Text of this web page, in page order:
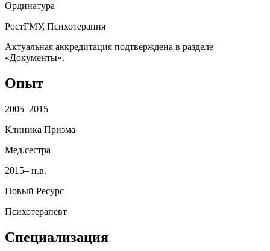
Ординатура
РостГМУ, Психотерапия
Актуальная аккредитация подтверждена в разделе
«Документы».
Опыт
2005–2015
Клиника Призма
Мед.сестра
2015– н.в.
Новый Ресурс
Психотерапевт
Специализация